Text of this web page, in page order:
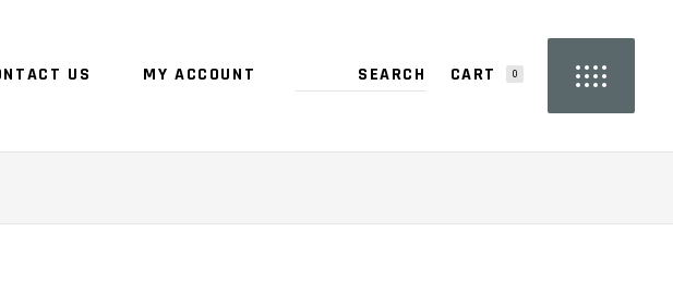
US MY ACCOUNT CART 0
NO PRODUCTS IN THE CART.